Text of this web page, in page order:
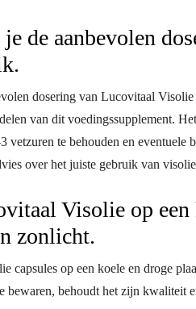
de aanbevolen
dosering van Lucovitaal
van dit voedingssupplement.
vetzuren te behouden en
over het juiste gebruik van
Visolie op een
zonlicht.
capsules op een koele en droge
bewaren, behoudt het zijn kwaliteit